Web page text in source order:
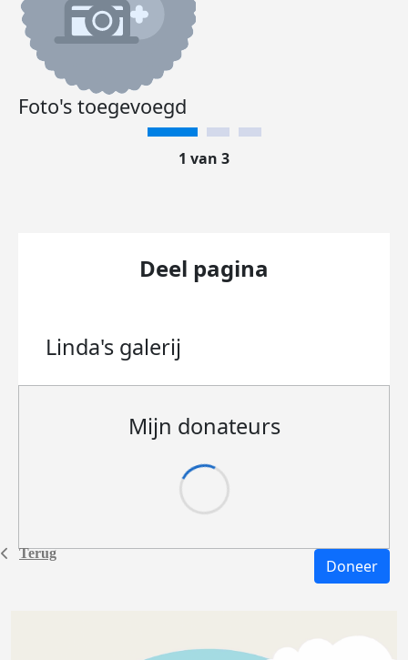
Terug
Foto's toegevoegd
1 van 3
Deel pagina
Linda's galerij
Mijn donateurs
Doneer